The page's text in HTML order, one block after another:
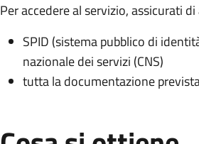
Per accedere al servizio, assicurati di
SPID (sistema pubblico di
nazionale dei servizi (CNS)
tutta la documentazione